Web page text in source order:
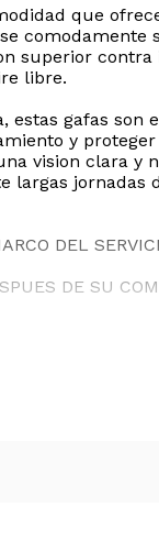
que
superior
libre.
estas gafas
y
vision clara
DEL
DE SU